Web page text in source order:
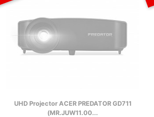
UHD Projector ACER PREDATOR GD711
(MR.JUW11.00...